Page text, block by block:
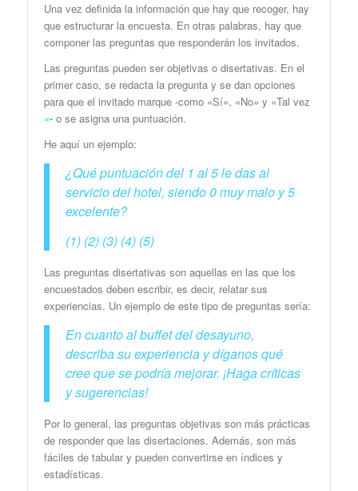
Una vez definida la información que hay que recoger, hay
que estructurar la encuesta. En otras palabras, hay que
componer las preguntas que responderán los invitados.
Las preguntas pueden ser objetivas o disertativas. En el
primer caso, se redacta la pregunta y se dan opciones
para que el invitado marque -como «Sí», «No» y «Tal vez
«-o se asigna una puntuación.
He aquí un ejemplo:
¿Qué puntuación del 1 al 5 le das al
servicio del hotel, siendo 0 muy malo y 5
excelente?
(1) (2) (3) (4) (5)
Las preguntas disertativas son aquellas en las que los
encuestados deben escribir, es decir, relatar sus
experiencias. Un ejemplo de este tipo de preguntas sería:
En cuanto al buffet del desayuno,
describa su experiencia y díganos qué
cree que se podría mejorar. ¡Haga críticas
y sugerencias!
Por lo general, las preguntas objetivas son más prácticas
de responder que las disertaciones. Además, son más
fáciles de tabular y pueden convertirse en índices y
estadísticas.